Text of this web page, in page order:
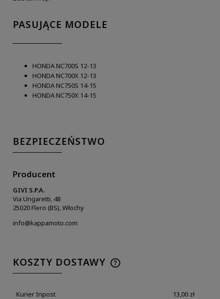
PASUJĄCE MODELE
HONDA NC700S 12-13
HONDA NC700X 12-13
HONDA NC750S 14-15
HONDA NC750X 14-15
BEZPIECZEŃSTWO
Producent
GIVI S.P.A.
Via Ungaretti, 48
25020 Flero (BS), Włochy
info@kappamoto.com
KOSZTY DOSTAWY
Kurier Inpost 13,00 zł